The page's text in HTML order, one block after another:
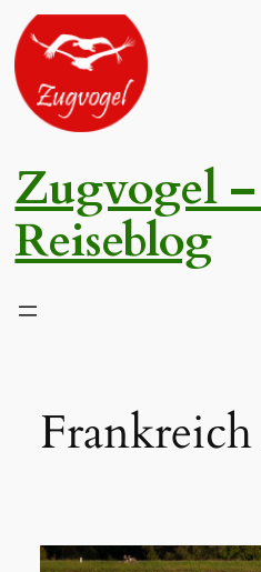
Zum
Inhalt
springen
Zugvogel
Reiseblog